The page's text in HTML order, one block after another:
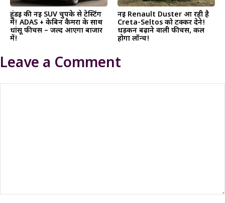
हुंडई की नई SUV चुपके से टेस्टिंग
में! ADAS + केबिन कैमरा के साथ
धांसू फीचर्स – जल्द आएगा बाजार
में!
नई Renault Duster आ रही है
Creta-Seltos को टक्कर देने!
धड़कन बढ़ाने वाली फीचर्स, कल
होगा लॉन्च!
Leave a Comment